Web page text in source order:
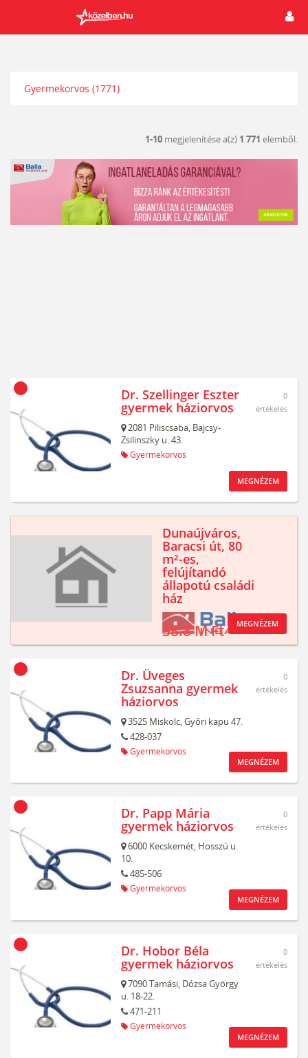
Gyermekorvos (1771)
1-10 megjelenítése a(z) 1 771 elemből.
Dr. Szellinger Eszter
gyermek háziorvos
2081 Piliscsaba, Bajcsy-
Zsilinszky u. 43.
Gyermekorvos
0
értékelés
MEGNÉZEM
Dunaújváros,
Baracsi út, 80
m²-es,
felújítandó
állapotú családi
ház
38.8 M Ft MEGNÉZEM
Dr. Üveges
Zsuzsanna gyermek
háziorvos
3525 Miskolc,Győri kapu 47.
428-037
Gyermekorvos
0
értékelés
MEGNÉZEM
Dr. Papp Mária
gyermek háziorvos
6000 Kecskemét, Hosszú u.
10.
485-506
Gyermekorvos
0
értékelés
MEGNÉZEM
Dr. Hobor Béla
gyermek háziorvos
7090Tamási, Dózsa György
u. 18-22.
471-211
Gyermekorvos
0
értékelés
MEGNÉZEM